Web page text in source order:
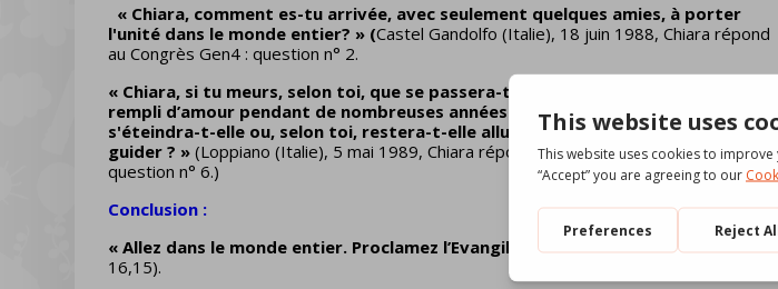
« Chiara, comment es-tu arrivée, avec seulement quelques amies, à porter
l'unité dans le monde entier? » (Castel Gandolfo (Italie), 18 juin 1988, Chiara répond
au Congrès Gen4 : question n° 2.
« Chiara, si tu meurs, selon toi, que se passera-t-il dans le monde que tu as
rempli d’amour pendant de nombreuses années ?
Cette flamme de l’amour
s'éteindra-t-elle ou, selon toi, restera-t-elle allumée ?Qui continuera à la
guider ? » (Loppiano (Italie), 5 mai 1989, Chiara répond aux habitants de la cité-pilote :
question n° 6.)
Conclusion :
« Allez dans le monde entier. Proclamez l’Evangile à toute la Création »
(Mc
16,15).